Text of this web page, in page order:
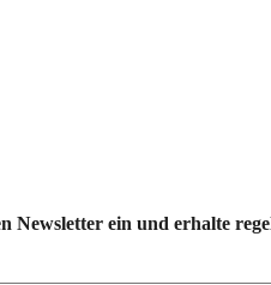
Newsletter ein und erhalte